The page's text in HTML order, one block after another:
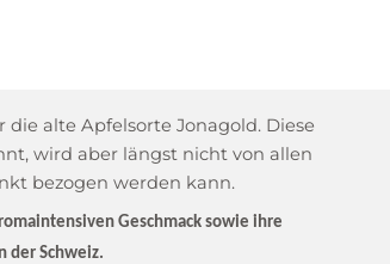
die alte Apfelsorte Jonagold. Diese
wird aber längst nicht von allen
bezogen werden kann.
Geschmack sowie ihre
der Schweiz.